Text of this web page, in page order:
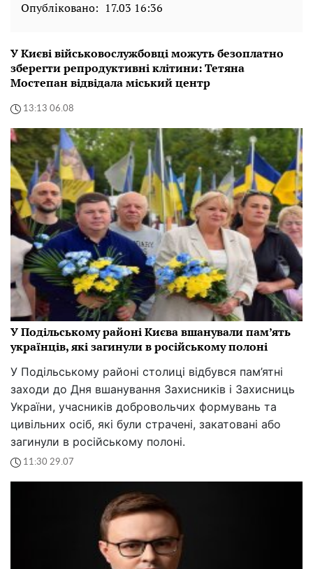
Опубліковано: 17.03 16:36
У Києві військовослужбовці можуть безоплатно
зберегти репродуктивні клітини: Тетяна
Мостепан відвідала міський центр
13:13 06.08
У Подільському районі Києва вшанували пам’ять
українців, які загинули в російському полоні
У Подільському районі столиці відбувся пам’ятні
заходи до Дня вшанування Захисників і Захисниць
України, учасників добровольчих формувань та
цивільних осіб, які були страчені, закатовані або
загинули в російському полоні.
11:30 29.07